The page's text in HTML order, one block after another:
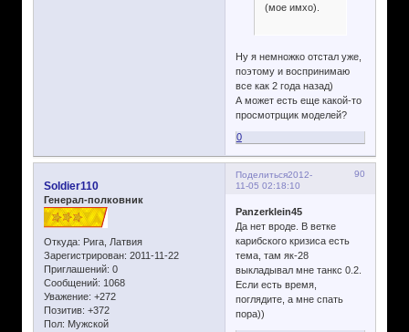
(мое имхо).
Ну я немножко отстал уже,
поэтому и воспринимаю
все как 2 года назад)
А может есть еще какой-то
просмотрщик моделей?
0
Поделиться 90
2012-
11-05 02:18:10
Soldier110
Генерал-полковник
Откуда: Рига, Латвия
Зарегистрирован: 2011-11-22
Приглашений: 0
Сообщений: 1068
Уважение: +272
Позитив: +372
Пол: Мужской
Panzerklein45
Да нет вроде. В ветке
карибского кризиса есть
тема, там як-28
выкладывал мне танкс 0.2.
Если есть время,
поглядите, а мне спать
пора))